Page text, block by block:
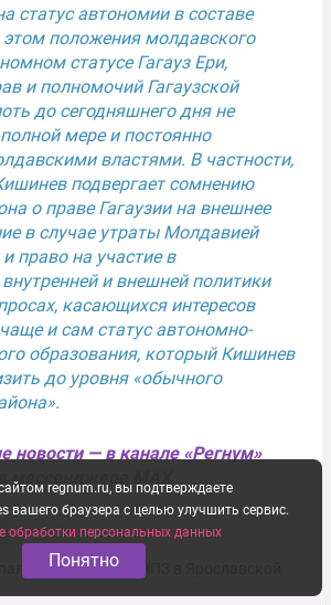
статус автономии в составе
положения молдавского
статусе Гагауз Ери,
и полномочий Гагаузской
до сегодняшнего дня не
мере и постоянно
властями. В частности,
подвергает сомнению
о праве Гагаузии на внешнее
в случае утраты Молдавией
право на участие в
и внешней политики
касающихся интересов
чаще и сам статус автономно-
образования, который Кишинев
до уровня «обычного
новости — в канале «Регнум»
в мессенджере MAX
в резервуары НПЗ в Ярославской
regnum.ru, вы подтверждаете
вашего браузера с целью улучшить сервис.
обработки персональных данных
Понятно